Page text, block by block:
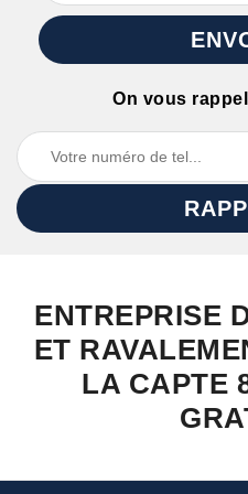
On vous
ENTREPRISE
ET
LA CAPTE